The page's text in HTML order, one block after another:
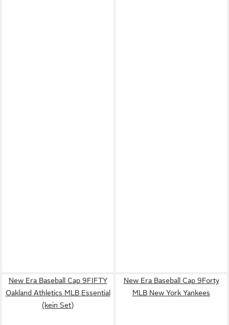
New Era Baseball Cap 9FIFTY
Oakland Athletics MLB Essential
(kein Set)
New Era Baseball Cap 9Forty
MLB New York Yankees